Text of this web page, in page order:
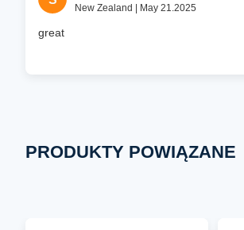
New Zealand | May 21.2025
great
PRODUKTY POWIĄZANE